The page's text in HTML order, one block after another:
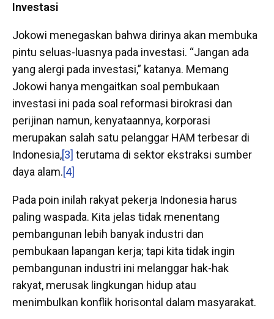
Investasi
Jokowi menegaskan bahwa dirinya akan membuka
pintu seluas-luasnya pada investasi. “Jangan ada
yang alergi pada investasi,” katanya. Memang
Jokowi hanya mengaitkan soal pembukaan
investasi ini pada soal reformasi birokrasi dan
perijinan namun, kenyataannya, korporasi
merupakan salah satu pelanggar HAM terbesar di
Indonesia,[3] terutama di sektor ekstraksi sumber
daya alam.[4]
Pada poin inilah rakyat pekerja Indonesia harus
paling waspada. Kita jelas tidak menentang
pembangunan lebih banyak industri dan
pembukaan lapangan kerja; tapi kita tidak ingin
pembangunan industri ini melanggar hak-hak
rakyat, merusak lingkungan hidup atau
menimbulkan konflik horisontal dalam masyarakat.